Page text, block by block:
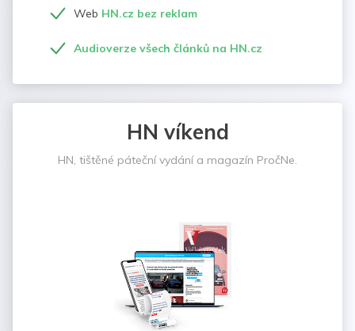
Web HN.cz bez reklam
Audioverze všech článků na HN.cz
HN víkend
HN, tištěné páteční vydání a magazín PročNe.